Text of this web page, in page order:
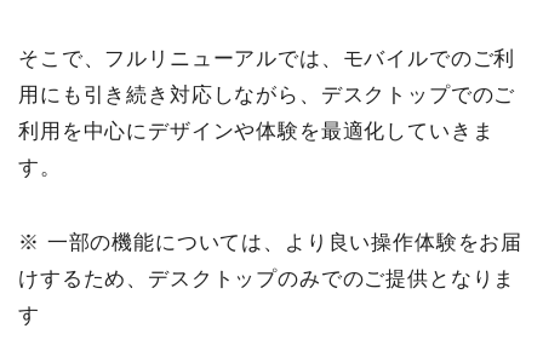
そこで、フルリニューアルでは、モバイルでのご利
用にも引き続き対応しながら、デスクトップでのご
利用を中心にデザインや体験を最適化していきま
す。
※ 一部の機能については、より良い操作体験をお届
けするため、デスクトップのみでのご提供となりま
す